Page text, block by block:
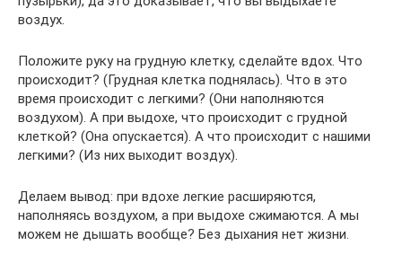
воздух.
Положите руку на грудную клетку, сделайте вдох. Что
происходит? (Грудная клетка поднялась). Что в это
время происходит с легкими? (Они наполняются
воздухом). А при выдохе, что происходит с грудной
клеткой? (Она опускается). А что происходит с нашими
легкими? (Из них выходит воздух).
Делаем вывод: при вдохе легкие расширяются,
наполняясь воздухом, а при выдохе сжимаются. А мы
можем не дышать вообще? Без дыхания нет жизни.